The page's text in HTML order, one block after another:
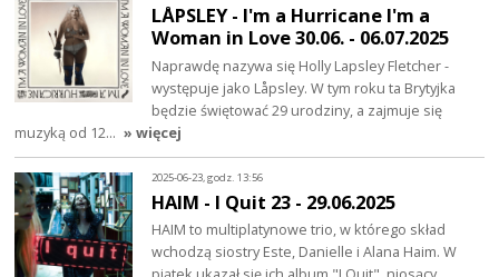
LÅPSLEY - I'm a Hurricane I'm a
Woman in Love 30.06. - 06.07.2025
Naprawdę nazywa się Holly Lapsley Fletcher -
występuje jako Låpsley. W tym roku ta Brytyjka
będzie świętować 29 urodziny, a zajmuje się
muzyką od 12… » więcej
2025-06-23, godz. 13:56
HAIM - I Quit 23 - 29.06.2025
HAIM to multiplatynowe trio, w którego skład
wchodzą siostry Este, Danielle i Alana Haim. W